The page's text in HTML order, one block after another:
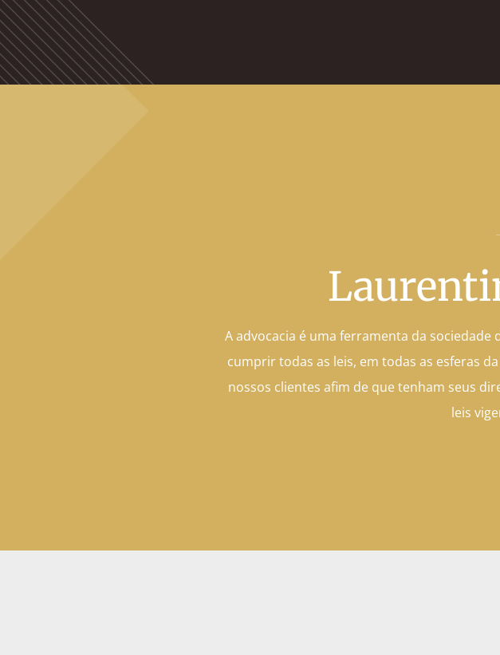
A advocacia é uma ferramenta da
cumprir todas as leis, em todas as esferas
nossos clientes afim de que tenham seus
leis